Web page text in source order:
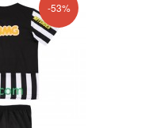
-53%